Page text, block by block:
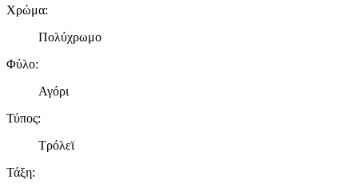
Χρώμα:
Πολύχρωμο
Φύλο:
Αγόρι
Τύπος:
Τρόλεϊ
Τάξη: